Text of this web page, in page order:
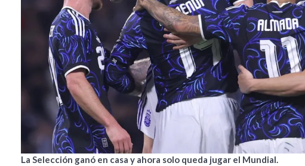
La Selección ganó en casa y ahora solo queda jugar el Mundial.